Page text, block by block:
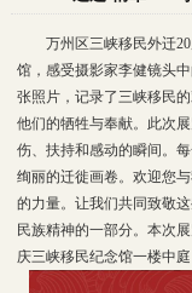
万州区三峡移民外迁
馆，感受摄影家李健镜头
张照片，记录了三峡移民
他们的牺牲与奉献。此次
伤、扶持和感动的瞬间。
绚丽的迁徙画卷。欢迎您
的力量。让我们共同致敬
民族精神的一部分。本次
庆三峡移民纪念馆一楼中